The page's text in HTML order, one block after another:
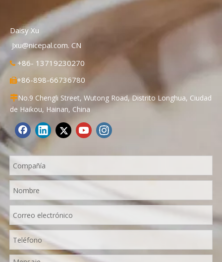
Daisy Xu
Jxu@nicepal.com. CN
 +86- 13719230270
+86-898-66736780
No.9 Chengli Street, Wutong Road, Distrito Longhua, Ciudad
de Haikou, Hainan, China